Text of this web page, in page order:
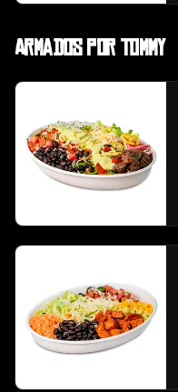
Armados por Tommy